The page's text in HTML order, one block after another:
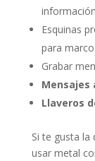
información
Esquinas
para
Grabar
Mensajes
Llaveros
Si te gusta la
usar metal